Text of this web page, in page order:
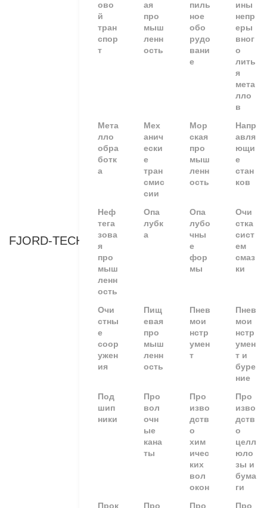
FJORD-TECHNOLOGY
ово
й
тран
спор
т
ая
про
мыш
ленн
ость
пиль
ное
обо
рудо
вани
е
ины
непр
еры
вног
о
лить
я
мета
лло
в
Мета
лло
обра
ботк
а
Мех
анич
ески
е
тран
смис
сии
Мор
ская
про
мыш
ленн
ость
Напр
авля
ющи
е
стан
ков
Неф
тега
зова
я
про
мыш
ленн
ость
Опа
лубк
а
Опа
лубо
чны
е
фор
мы
Очи
стка
сист
ем
смаз
ки
Очи
стны
е
соор
ужен
ия
Пищ
евая
про
мыш
ленн
ость
Пнев
мои
нстр
умен
т
Пнев
мои
нстр
умен
т и
буре
ние
Под
шип
ники
Про
вол
очн
ые
кана
ты
Про
изво
дств
о
хим
ичес
ких
вол
окон
Про
изво
дств
о
целл
юло
зы и
бума
ги
Прок Про Про Про